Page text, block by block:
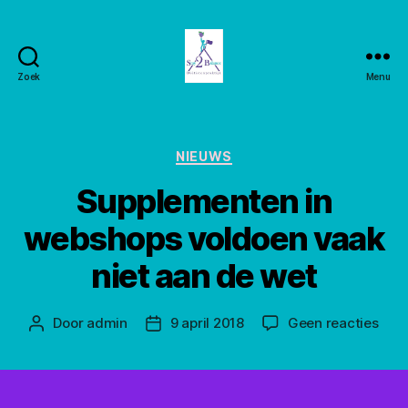
Zoek Menu
Categorieën
NIEUWS
Supplementen in
webshops voldoen vaak
niet aan de wet
Berichtauteur
Door admin Berichtdatum
9 april 2018 Geen reactiesop